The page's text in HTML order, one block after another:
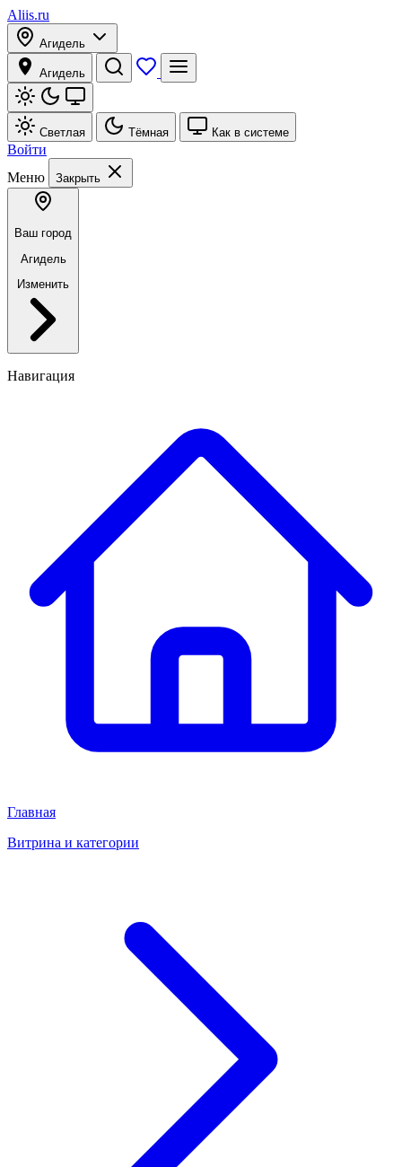
Aliis.ru
Агидель
Агидель
Светлая Тёмная Как в системе
Войти
Меню
Закрыть
Ваш город
Агидель
Изменить
Навигация
Главная
Витрина и категории